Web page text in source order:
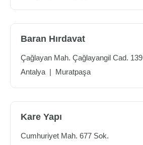
Baran Hırdavat
Çağlayan Mah. Çağlayangil Cad. 139
Antalya | Muratpaşa
Kare Yapı
Cumhuriyet Mah. 677 Sok.